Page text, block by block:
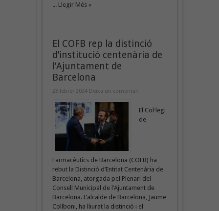
... Llegir Més »
El COFB rep la distinció
d’institució centenària de
l’Ajuntament de
Barcelona
23 febrer 2024 Deixa un comentari
El Col·legi
de
Farmacèutics de Barcelona (COFB) ha
rebut la Distinció d’Entitat Centenària de
Barcelona, atorgada pel Plenari del
Consell Municipal de l’Ajuntament de
Barcelona. L’alcalde de Barcelona, Jaume
Collboni, ha lliurat la distinció i el